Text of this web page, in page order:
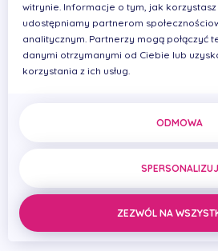
odczuwa pacjent może być
Zmiana w zgryzie jest chwilowa -
postaci już po kilku godzinach od
Deprogramator należy czyścić
pastą do zębów, pamiętając o
go ciepłą wodą po
deprogramator pozostaje poza
przechowywać go w pudełku
witrynie. Informacje o tym, jak korzystasz
udostępniamy partnerom
analitycznym. Partnerzy mogą połączyć
danymi otrzymanymi od Ciebie lub
korzystania z ich usług.
ODMOWA
SPERSONALIZUJ
ZEZWÓL NA